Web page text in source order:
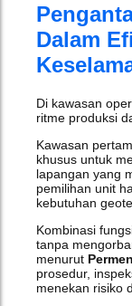
Dalam
Di kawasan
ritme produksi
Kawasan
khusus untuk
lapangan yang
pemilihan unit
kebutuhan
Kombinasi
tanpa
menurut
prosedur,
menekan risiko